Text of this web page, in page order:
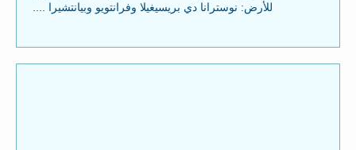
للأرض: نوسترانا دي بريسيغيلا وفرانتويو وبيانتشيرا ....